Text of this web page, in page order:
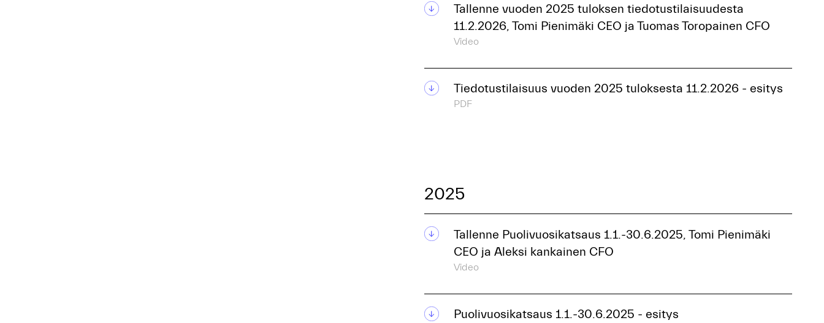
Tallenne vuoden 2025 tuloksen tiedotustilaisuudesta
11.2.2026, Tomi Pienimäki CEO ja Tuomas Toropainen CFO
Video
Tiedotustilaisuus vuoden 2025 tuloksesta 11.2.2026 - esitys
PDF
2025
Tallenne Puolivuosikatsaus 1.1.-30.6.2025, Tomi Pienimäki
CEO ja Aleksi kankainen CFO
Video
Puolivuosikatsaus 1.1.-30.6.2025 - esitys